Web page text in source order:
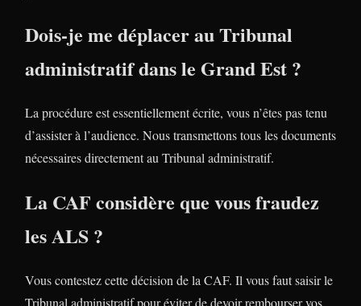
Dois-je me déplacer au Tribunal
administratif dans le Grand Est ?
La procédure est essentiellement écrite, vous n’êtes pas tenu
d’assister à l’audience. Nous transmettons tous les documents
nécessaires directement au Tribunal administratif.
La CAF considère que vous fraudez
les ALS ?
Vous contestez cette décision de la CAF. Il vous faut saisir le
Tribunal administratif pour éviter de devoir rembourser vos